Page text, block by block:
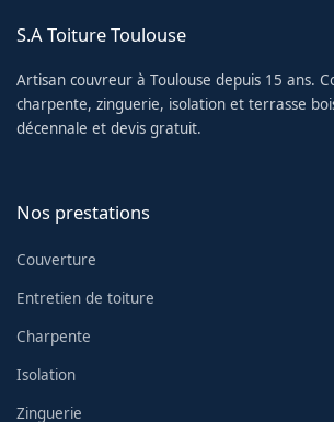
S.A Toiture Toulouse
Artisan couvreur à Toulouse depuis 15 ans.
charpente, zinguerie, isolation et terrasse
décennale et devis gratuit.
Nos prestations
Couverture
Entretien de toiture
Charpente
Isolation
Zinguerie